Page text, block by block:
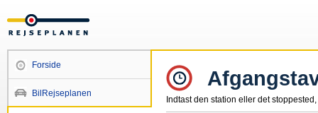
Forside
BilRejseplanen
Indtast den station eller det